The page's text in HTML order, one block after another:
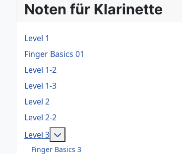
Noten für Klarinette
Level 1
Finger Basics 01
Level 1-2
Level 1-3
Level 2
Level 2-2
Level 3
Finger Basics 3